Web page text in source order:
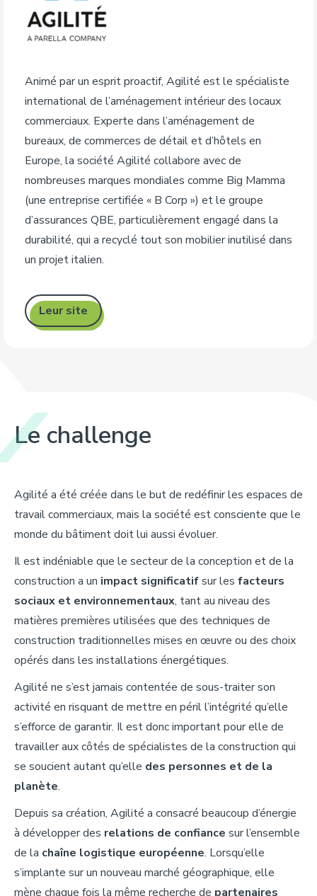
Animé par un esprit proactif, Agilité est le spécialiste
international de l’aménagement intérieur des locaux
commerciaux. Experte dans l’aménagement de
bureaux, de commerces de détail et d’hôtels en
Europe, la société Agilité collabore avec de
nombreuses marques mondiales comme Big Mamma
(une entreprise certifiée « B Corp ») et le groupe
d’assurances QBE, particulièrement engagé dans la
durabilité, qui a recyclé tout son mobilier inutilisé dans
un projet italien.
Leur site
Le challenge
Agilité a été créée dans le but de redéfinir les espaces de
travail commerciaux, mais la société est consciente que le
monde du bâtiment doit lui aussi évoluer.
Il est indéniable que le secteur de la conception et de la
construction a un impact significatifsur les facteurs
sociaux et environnementaux, tant au niveau des
matières premières utilisées que des techniques de
construction traditionnelles mises en œuvre ou des choix
opérés dans les installations énergétiques.
Agilité ne s’est jamais contentée de sous-traiter son
activité en risquant de mettre en péril l’intégrité qu’elle
s’efforce de garantir. Il est donc important pour elle de
travailler aux côtés de spécialistes de la construction qui
se soucient autant qu’elle des personnes et de la
planète.
Depuis sa création, Agilité a consacré beaucoup d’énergie
à développer des relations de confiance sur l’ensemble
de la chaîne logistique européenne. Lorsqu’elle
s’implante sur un nouveau marché géographique, elle
mène chaque fois la même recherche de partenaires